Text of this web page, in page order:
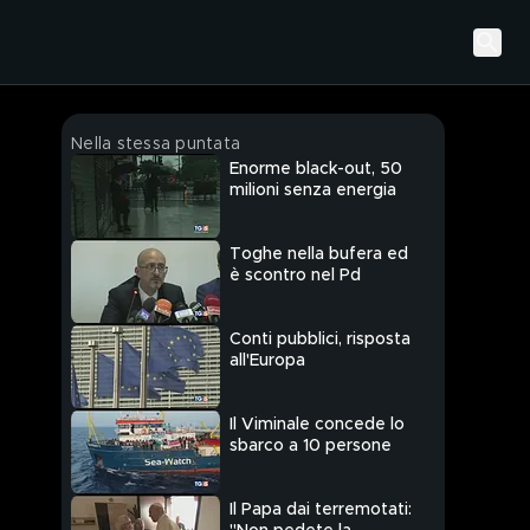
Nella stessa puntata
Enorme black-out, 50
milioni senza energia
Toghe nella bufera ed
è scontro nel Pd
Conti pubblici, risposta
all'Europa
Il Viminale concede lo
sbarco a 10 persone
Il Papa dai terremotati: